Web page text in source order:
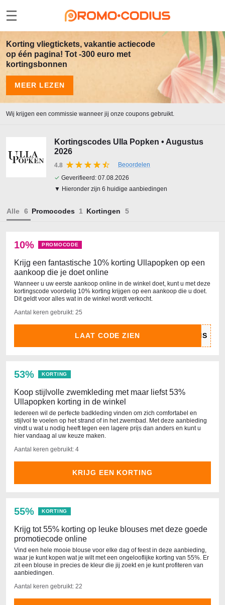
Korting vliegtickets, vakantie actiecode
op één pagina! Tot -300 euro met
kortingsbonnen
MEER LEZEN
Wij krijgen een commissie wanneer jij onze coupons gebruikt.
Kortingscodes Ulla Popken • Augustus
2026
4.8
Beoordelen
✓ Geverifieerd: 07.08.2026
▼ Hieronder zijn 6 huidige aanbiedingen
Alle Promocodes Kortingen
10% PROMOCODE
Krijg een fantastische 10% korting Ullapopken op een
aankoop die je doet online
Wanneer u uw eerste aankoop online in de winkel doet, kunt u met deze
kortingscode voordelig 10% korting krijgen op een aankoop die u doet.
Dit geldt voor alles wat in de winkel wordt verkocht.
Aantal keren gebruikt: 25
LAAT CODE ZIEN
53% KORTING
Koop stijlvolle zwemkleding met maar liefst 53%
Ullapopken korting in de winkel
Iedereen wil de perfecte badkleding vinden om zich comfortabel en
stijlvol te voelen op het strand of in het zwembad. Met deze aanbieding
vindt u wat u nodig heeft tegen een lagere prijs dan anders en kunt u
hier vandaag al uw keuze maken.
Aantal keren gebruikt: 4
KRIJG EEN KORTING
55% KORTING
Krijg tot 55% korting op leuke blouses met deze goede
promotiecode online
Vind een hele mooie blouse voor elke dag of feest in deze aanbieding,
waar je kunt kopen wat je wilt met een ongelooflijke korting van 55%. Er
zit een blouse in precies de kleur die jij zoekt en je kunt profiteren van
aanbiedingen.
Aantal keren gebruikt: 22